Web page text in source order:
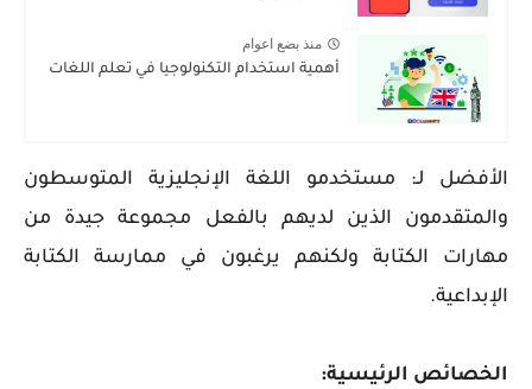
منذ بضع اعوام
أهمية استخدام التكنولوجيا في تعلم اللغات
الأفضل لـ: مستخدمو اللغة الإنجليزية المتوسطون
والمتقدمون الذين لديهم بالفعل مجموعة جيدة من
مهارات الكتابة ولكنهم يرغبون في ممارسة الكتابة
الإبداعية.
الخصائص الرئيسية: